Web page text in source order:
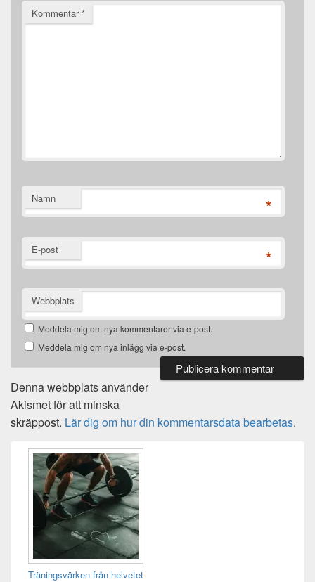
Kommentar*
Namn *
E-post *
Webbplats
Meddela mig om nya kommentarer via e-post.
Meddela mig om nya inlägg via e-post.
Denna webbplats använder
Akismet för att minska
skräppost. Lär dig om hur din kommentarsdata bearbetas.
Primära
sidofältet
Widget
område
Träningsvärken från helvetet